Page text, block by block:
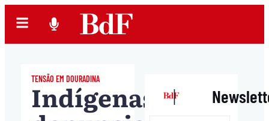
TENSÃO EM DOURADINA
Indígenas |